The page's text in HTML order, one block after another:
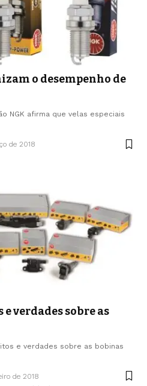
o desempenho de
NGK afirma que velas especiais
de 2018
verdades sobre as
e verdades sobre as bobinas
de 2018